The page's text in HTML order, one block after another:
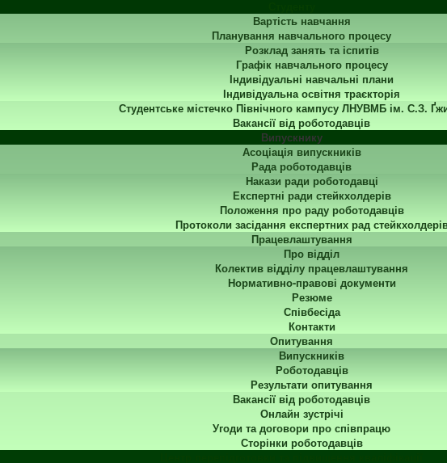
Вартість навчання
Планування навчального процесу
Розклад занять та іспитів
Графік навчального процесу
Індивідуальні навчальні плани
Індивідуальна освітня траєкторія
Студентське містечко Північного кампусу ЛНУВМБ ім. С.З.
Вакансії від роботодавців
Випускнику
Асоціація випускників
Рада роботодавців
Накази ради роботодавці
Експертні ради стейкхолдерів
Положення про раду роботодавців
Протоколи засідання експертних рад
Працевлаштування
Про відділ
Колектив відділу працевлаштування
Нормативно-правові документи
Резюме
Співбесіда
Контакти
Опитування
Випускників
Роботодавців
Результати опитування
Вакансії від роботодавців
Онлайн зустрічі
Угоди та договори про співпрацю
Сторінки роботодавців